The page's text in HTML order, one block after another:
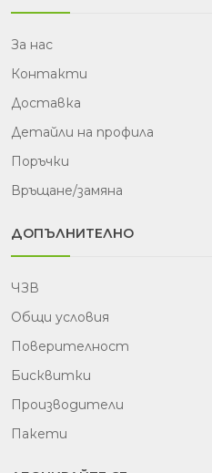
За нас
Контакти
Доставка
Детайли на профила
Поръчки
Връщане/замяна
ДОПЪЛНИТЕЛНО
ЧЗВ
Общи условия
Поверителност
Бисквитки
Производители
Пакети